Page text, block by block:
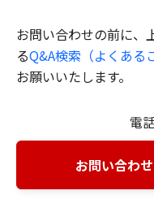
お問い合わせの前に、
るQ&A検索（よくある
お願いいたします。
電
お問い合わ